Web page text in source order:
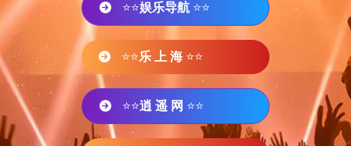
⭐⭐娱乐导航 ⭐⭐
⭐⭐乐 上 海 ⭐⭐
⭐⭐逍 遥 网 ⭐⭐